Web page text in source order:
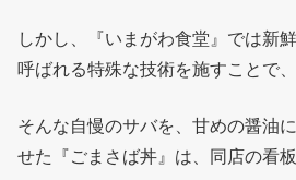
しかし、『いまがわ食堂』では新
呼ばれる特殊な技術を施すことで、
そんな自慢のサバを、甘めの醤油
せた『ごまさば丼』は、同店の看板